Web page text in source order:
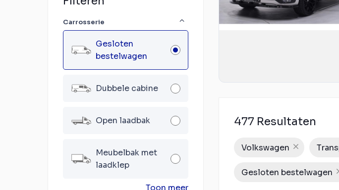
Carrosserie
Gesloten
bestelwagen
Dubbele cabine
Open laadbak
Meubelbak met
laadklep
Toon meer
477 Resultaten
Volkswagen
Gesloten bestelwagen